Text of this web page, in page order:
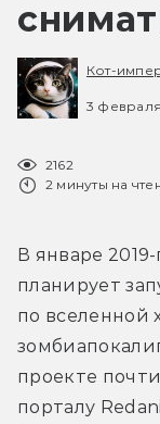
Кот-
3
2162
2 минуты на
В январе 2019-
планирует
по вселенной
проекте
порталу